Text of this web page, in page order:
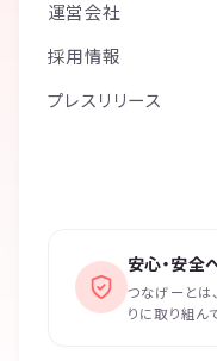
運営会社
採用情報
プレスリリース
安心・安全
つなげーとは
りに取り組ん